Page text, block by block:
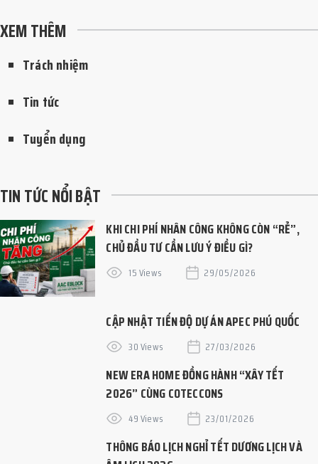
XEM THÊM
Trách nhiệm
Tin tức
Tuyển dụng
TIN TỨC NỔI BẬT
KHI CHI PHÍ NHÂN CÔNG KHÔNG CÒN “RẺ”,
CHỦ ĐẦU TƯ CẦN LƯU Ý ĐIỀU GÌ?
15 Views 29/05/2026
CẬP NHẬT TIẾN ĐỘ DỰ ÁN APEC PHÚ QUỐC
30 Views 27/03/2026
NEW ERA HOME ĐỒNG HÀNH “XÂY TẾT
2026” CÙNG COTECCONS
49 Views 23/01/2026
THÔNG BÁO LỊCH NGHỈ TẾT DƯƠNG LỊCH VÀ